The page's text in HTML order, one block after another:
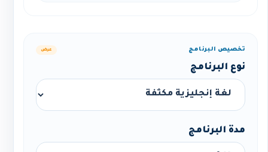
تخصيص البرنامج عرض
نوع البرنامج
مدة البرنامج